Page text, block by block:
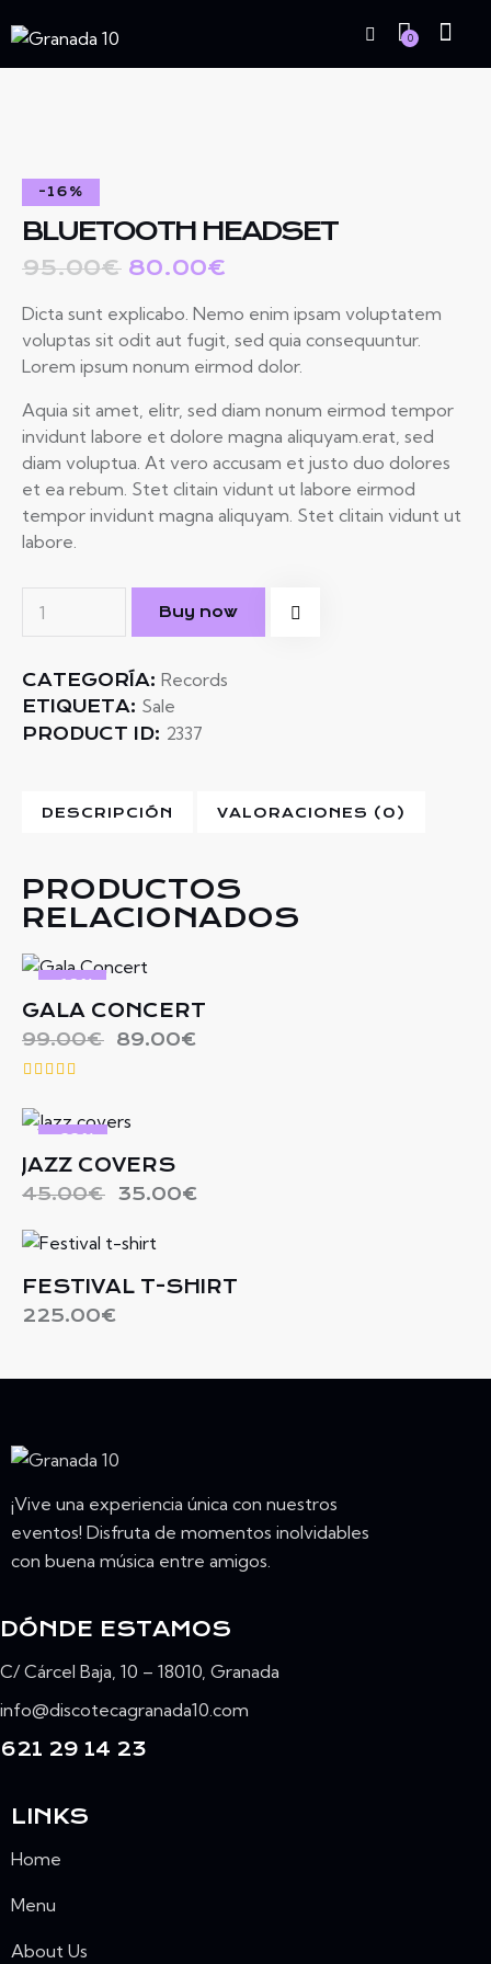
0
-16%
BLUETOOTH HEADSET
95.00€ 80.00€
Dicta sunt explicabo. Nemo enim ipsam voluptatem
voluptas sit odit aut fugit, sed quia consequuntur.
Lorem ipsum nonum eirmod dolor.
Aquia sit amet, elitr, sed diam nonum eirmod tempor
invidunt labore et dolore magna aliquyam.erat, sed
diam voluptua. At vero accusam et justo duo dolores
et ea rebum. Stet clitain vidunt ut labore eirmod
tempor invidunt magna aliquyam. Stet clitain vidunt ut
labore.
Buy now
CATEGORÍA: Records
ETIQUETA: Sale
PRODUCT ID: 2337
DESCRIPCIÓN VALORACIONES (0)
PRODUCTOS
RELACIONADOS
-10%
GALA CONCERT
99.00€ 89.00€
o con
4.00-22%
JAZZ COVERS
45.00€ 35.00€
FESTIVAL T-SHIRT
225.00€
¡Vive una experiencia única con nuestros
eventos! Disfruta de momentos inolvidables
con buena música entre amigos.
DÓNDE ESTAMOS
C/ Cárcel Baja, 10 – 18010, Granada
info@discotecagranada10.com
621 29 14 23
LINKS
Home
Menu
About Us